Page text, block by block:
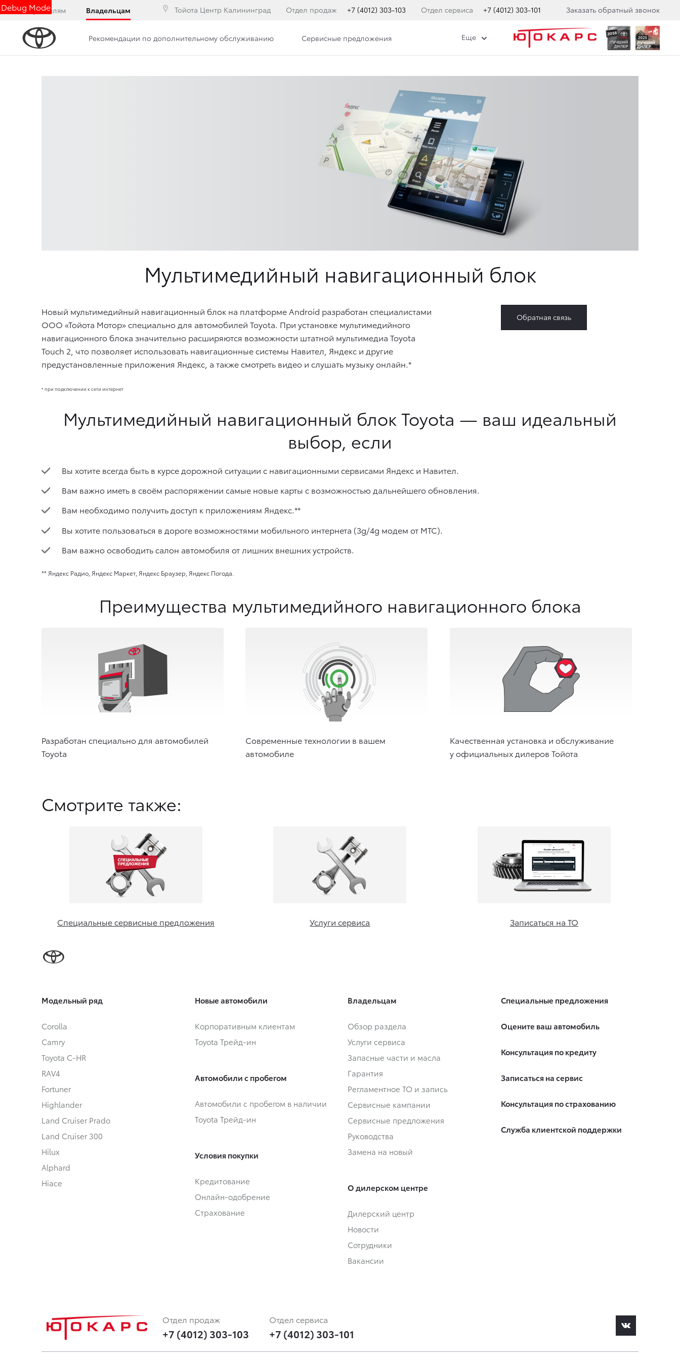
Debug Mode
Покупателям Владельцам Тойота Центр Калининград Отдел продаж +7 (4012) 303-103 Отдел сервиса +7 (4012) 303-101 Заказать обратный звонок
Рекомендации по дополнительному обслуживанию Сервисные предложения Еще
Мультимедийный навигационный блок
Новый мультимедийный навигационный блок на платформе Android разработан специалистами
ООО «Тойота Мотор» специально для автомобилей Toyota. При установке мультимедийного
навигационного блока значительно расширяются возможности штатной мультимедиа Toyota
Touch 2, что позволяет использовать навигационные системы Навител, Яндекс и другие
предустановленные приложения Яндекс, а также смотреть видео и слушать музыку онлайн.*
* при подключении к сети интернет
Обратная связь
Мультимедийный навигационный блок Toyota — ваш идеальный
выбор, если
Вы хотите всегда быть в курсе дорожной ситуации c навигационными сервисами Яндекс и Навител.
Вам важно иметь в своём распоряжении самые новые карты с возможностью дальнейшего обновления.
Вам необходимо получить доступ к приложениям Яндекс.**
Вы хотите пользоваться в дороге возможностями мобильного интернета (3g/4g модем от МТС).
Вам важно освободить салон автомобиля от лишних внешних устройств.
** Яндекс Радио, Яндекс Маркет, Яндекс Браузер, Яндекс Погода.
Преимущества мультимедийного навигационного блока
Разработан специально для автомобилей
Toyota
Современные технологии в вашем
автомобиле
Качественная установка и обслуживание
у официальных дилеров Тойота
Смотрите также:
Специальные сервисные предложения Услуги сервиса Записаться на ТО
Модельный ряд
Corolla
Camry
Toyota C-HR
RAV4
Fortuner
Highlander
Land Cruiser Prado
Land Cruiser 300
Hilux
Alphard
Hiace
Новые автомобили
Корпоративным клиентам
Toyota Трейд-ин
Автомобили с пробегом
Автомобили с пробегом в наличии
Toyota Трейд-ин
Условия покупки
Кредитование
Онлайн-одобрение
Страхование
Владельцам
Обзор раздела
Услуги сервиса
Запасные части и масла
Гарантия
Регламентное ТО и запись
Сервисные кампании
Сервисные предложения
Руководства
Замена на новый
О дилерском центре
Дилерский центр
Новости
Сотрудники
Вакансии
Специальные предложения
Оцените ваш автомобиль
Консультация по кредиту
Записаться на сервис
Консультация по страхованию
Служба клиентской поддержки
Отдел продаж
+7 (4012) 303-103
Отдел сервиса
+7 (4012) 303-101